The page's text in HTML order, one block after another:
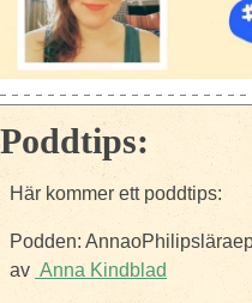
Poddtips:
Här kommer ett poddtips:
Podden:
av Anna Kindblad